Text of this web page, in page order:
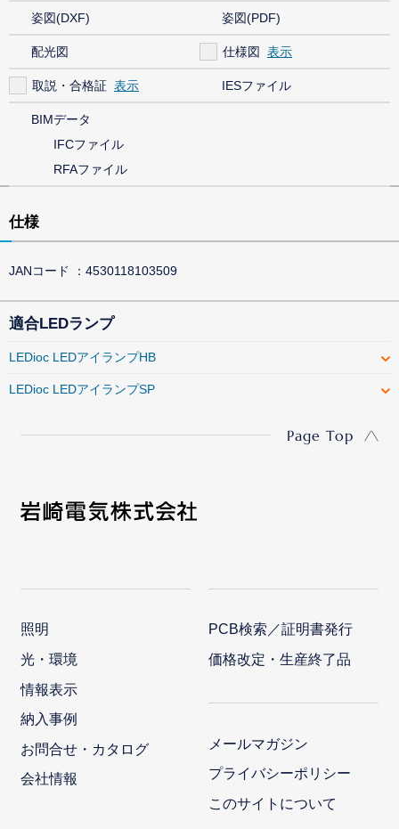
姿図(DXF) 姿図(PDF)
配光図 仕様図
取説・合格証 IESファイル
BIMデータ
IFCファイル
RFAファイル
仕様
JANコード 4530118103509
適合LEDランプ
LEDioc LEDアイランプHB
LEDioc LEDアイランプSP
Page Top
照明
光・環境
情報表示
納入事例
お問合せ・カタログ
会社情報
PCB検索／証明書発行
価格改定・生産終了品
メールマガジン
プライバシーポリシー
このサイトについて